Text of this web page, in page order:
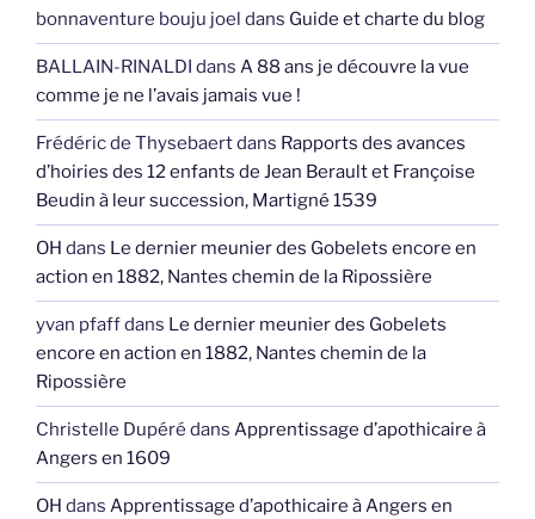
bonnaventure bouju joel dans Guide et charte du blog
BALLAIN-RINALDI dans A 88 ans je découvre la vue
comme je ne l’avais jamais vue !
Frédéric de Thysebaertdans Rapports des avances
d’hoiries des 12 enfants de Jean Berault et Françoise
Beudin à leur succession, Martigné 1539
OH dans Le dernier meunier des Gobelets encore en
action en 1882, Nantes chemin de la Ripossière
yvan pfaffdans Le dernier meunier des Gobelets
encore en action en 1882, Nantes chemin de la
Ripossière
Christelle Dupéré dans Apprentissage d’apothicaire à
Angers en 1609
OH dans Apprentissage d’apothicaire à Angers en